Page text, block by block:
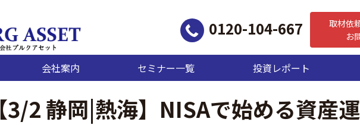
0120-104-667
取材依
お
会社案内 セミナー一覧 投資レポート
【3/2 静岡|熱海】NISAで始める資産